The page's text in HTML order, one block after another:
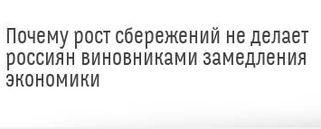
Почему рост сбережений не делает
россиян виновниками замедления
экономики